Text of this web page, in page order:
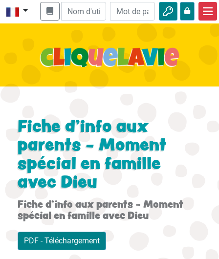
Enseignement biblique
Aventures
Loisirs
Fiche d'info aux
parents - Moment
spécial en famille
avec Dieu
Fiche d'info aux parents - Moment
spécial en famille avec Dieu
PDF - Téléchargement